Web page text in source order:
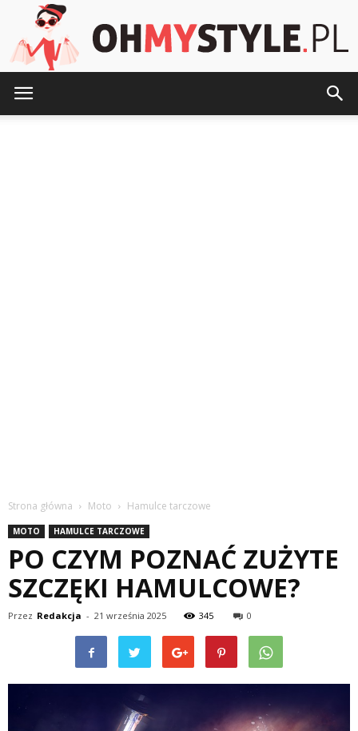
Strona główna Moto Hamulce tarczowe
MOTO HAMULCE TARCZOWE
PO CZYM POZNAĆ ZUŻYTE
SZCZĘKI HAMULCOWE?
Przez Redakcja - 21 września 2025 345 0